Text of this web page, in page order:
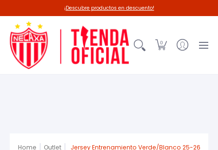
Línea 26-27 Deadpool-Necaxa
¡Descubre productos en descuento!
0
Home Outlet Jersey Entrenamiento Verde/Blanco 25-26